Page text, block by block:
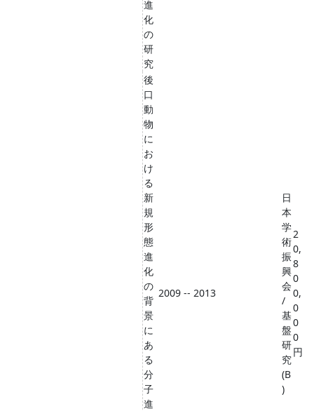
進
化
の
研
究
後
口
動
物
に
お
け
る
新
規
形
態
進
化
の
背
景
に
あ
る
分
子
進
2009 -- 2013
日
本
学
術
振
興
会
/
基
盤
研
究
(B
)
2
0,
8
0
0,
0
0
0
円